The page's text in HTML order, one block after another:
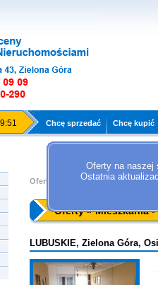
Oferty na naszej
Ostatnia
Oferty » Mieszkania - sprzedaż
Oferty » Mieszkania -
LUBUSKIE, Zielona Góra,
Chcę sprzedać Chcę kupić